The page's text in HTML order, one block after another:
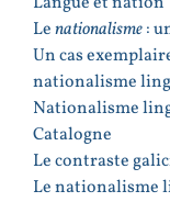
Lenationalisme:
Un cas
nationalisme
Nationalisme
Catalogne
Le contraste
Le nationalisme